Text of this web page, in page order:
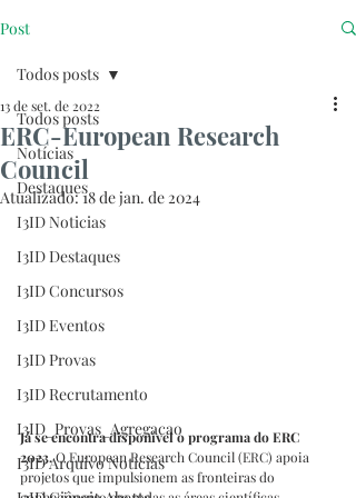
Post
Todos posts
Notícias
Destaques
I3ID Noticias
I3ID Destaques
I3ID Concursos
I3ID Eventos
I3ID Provas
I3ID Recrutamento
I3ID_Provas_Agregacao
I3ID Arquivo Notícias
Todos posts
ERC-European Research
Council
13 de set. de 2022
Atualizado:18 de jan. de 2024
Já se encontra disponível o programa do ERC
2023. O European Research Council (ERC) apoia
projetos que impulsionem as fronteiras do